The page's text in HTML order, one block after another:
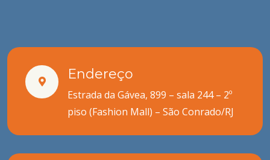
Endereço
Estrada da Gávea, 899 – sala 244 – 2º
piso (Fashion Mall) – São Conrado/RJ